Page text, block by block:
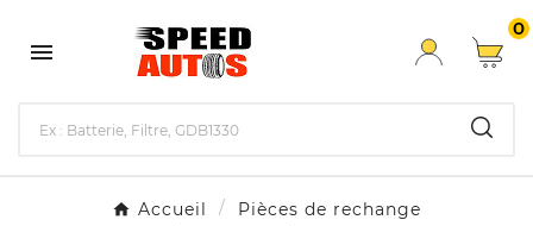

0
Accueil
Pièces de rechange